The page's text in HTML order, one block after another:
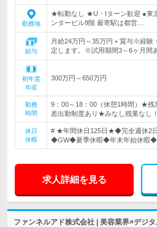
勤務地
★転勤なし ★U・Iターン歓迎 ●東
ンタービル9階 最寄駅は都営…
給与
月給24万円～35万円＋賞与※経験
定します。※試用期間3～6ヶ月間
初年度
年収
300万円～650万円
勤務
時間
9：00～18：00（休憩1時間）★
差出勤制度あり★みなし残業なし
休日
休暇
# ★年間休日125日★◆完全週休2
◆GW◆夏季休暇◆年末年始休暇
求人詳細を見る
ファンネルアド株式会社 | 美容業界×デジ